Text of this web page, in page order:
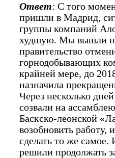
Ответ: С того
пришли в Мадрид,
группы компаний
худшую. Мы вышли
правительство
горнодобывающих
крайней мере, до
назначила
Через несколько
созвали на
Баскско-леонской
возобновить работу,
сделать то же самое.
решили продолжать